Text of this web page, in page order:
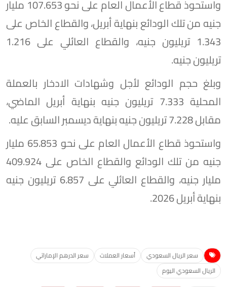
واستحوذ قطاع الأعمال العام على نحو 107.653 مليار
جنيه من تلك الودائع بنهاية أبريل، والقطاع الخاص على
1.343 تريليون جنيه، والقطاع العائلي على 1.216
تريليون جنيه.
وبلغ حجم الودائع لأجل وشهادات الادخار بالعملة
المحلية 7.333 تريليون جنيه بنهاية أبريل الماضي،
مقابل 7.228 تريليون جنيه بنهاية ديسمبر السابق عليه.
واستحوذ قطاع الأعمال العام على نحو 65.853 مليار
جنيه من تلك الودائع والقطاع الخاص على 409.924
مليار جنيه، والقطاع العائلي على 6.857 تريليون جنيه
بنهاية أبريل 2026.
سعر الريال السعودي أسعار العملات
سعر الدرهم الإماراتي
الريال السعودي اليوم